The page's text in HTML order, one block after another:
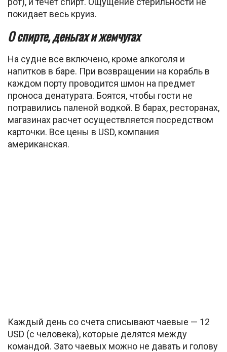
покидает весь круиз.
О спирте, деньгах и жемчугах
На судне все включено, кроме алкоголя и
напитков в баре. При возвращении на корабль в
каждом порту проводится шмон на предмет
проноса денатурата. Боятся, чтобы гости не
потравились паленой водкой. В барах, ресторанах,
магазинах расчет осуществляется посредством
карточки. Все цены в USD, компания
американская.
Каждый день со счета списывают чаевые — 12
USD (с человека), которые делятся между
командой. Зато чаевых можно не давать и голову